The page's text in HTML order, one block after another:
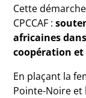
Cette
CPCCAF :
africaines
coopération
En plaçant la
Pointe-Noire et